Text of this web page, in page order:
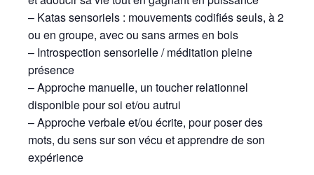
– Katas sensoriels : mouvements codifiés seuls, à 2
ou en groupe, avec ou sans armes en bois
– Introspection sensorielle / méditation pleine
présence
– Approche manuelle, un toucher relationnel
disponible pour soi et/ou autrui
– Approche verbale et/ou écrite, pour poser des
mots, du sens sur son vécu et apprendre de son
expérience